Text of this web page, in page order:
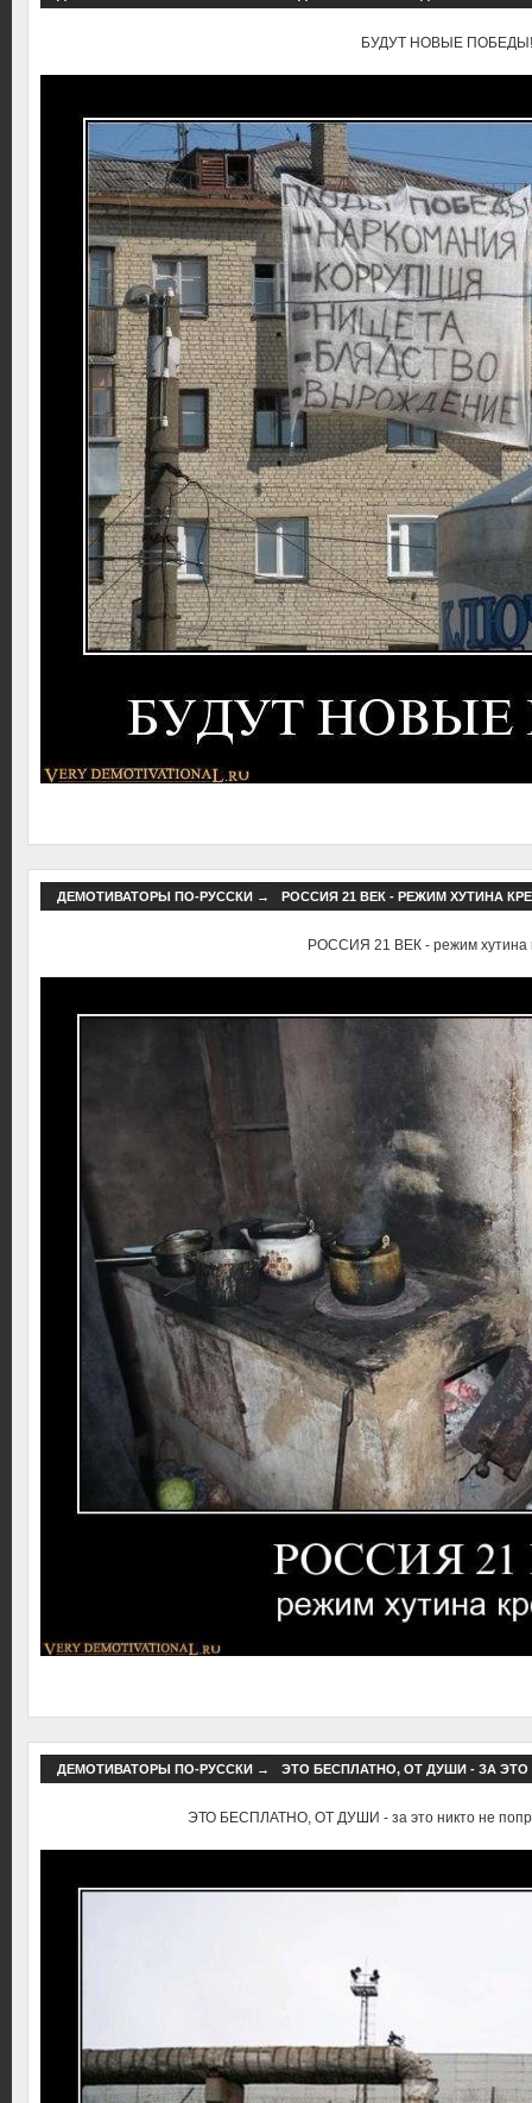
БУДУТ НОВЫЕ ПОБЕДЫ!
ДЕМОТИВАТОРЫ ПО-РУССКИ→ РОССИЯ 21 ВЕК - РЕЖИМ ХУТИНА
РОССИЯ 21 ВЕК - режим хутина
ДЕМОТИВАТОРЫ ПО-РУССКИ→ ЭТО БЕСПЛАТНО, ОТ ДУШИ - ЗА
ЭТО БЕСПЛАТНО, ОТ ДУШИ - за это никто не